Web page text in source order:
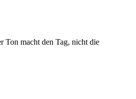
Ton macht den Tag, nicht die